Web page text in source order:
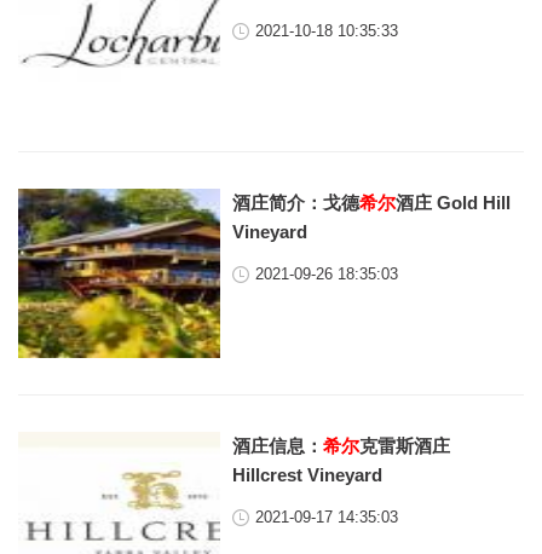
2021-10-18 10:35:33
酒庄简介：戈德希尔酒庄 Gold Hill
Vineyard
2021-09-26 18:35:03
酒庄信息：希尔克雷斯酒庄
Hillcrest Vineyard
2021-09-17 14:35:03